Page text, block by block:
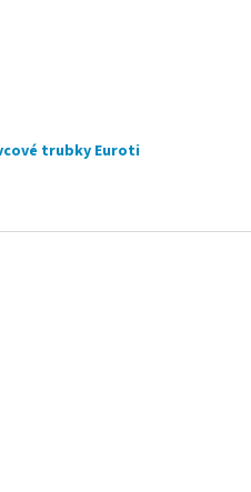
trubky Euroti